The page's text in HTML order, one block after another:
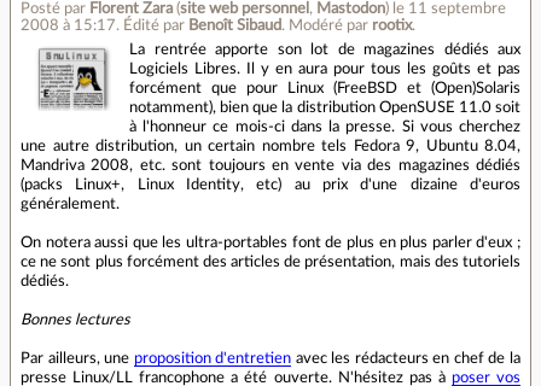
Posté par Florent Zara (site web personnel , Mastodon) le 11 septembre
2008 à 15:17. Édité par Benoît Sibaud. Modéré par rootix.
La rentrée apporte son lot de magazines dédiés aux
Logiciels Libres. Il y en aura pour tous les goûts et pas
forcément que pour Linux (FreeBSD et (Open)Solaris
notamment), bien que la distribution OpenSUSE 11.0 soit
à l'honneur ce mois-ci dans la presse. Si vous cherchez
une autre distribution, un certain nombre tels Fedora 9, Ubuntu 8.04,
Mandriva 2008, etc. sont toujours en vente via des magazines dédiés
(packs Linux+, Linux Identity, etc) au prix d'une dizaine d'euros
généralement.
On notera aussi que les ultra-portables font de plus en plus parler d'eux ;
ce ne sont plus forcément des articles de présentation, mais des tutoriels
dédiés.
Bonnes lectures
Par ailleurs, une proposition d'entretien avec les rédacteurs en chef de la
presse Linux/LL francophone a été ouverte. N'hésitez pas à poser vos